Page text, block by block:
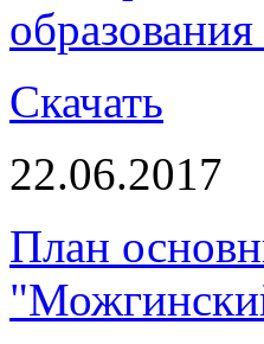
Скачать
22.06.2017
План